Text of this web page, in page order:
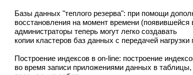
Базы данных "теплого резерва": при помощи
восстановления на момент времени (появившейся
администраторы теперь могут легко создавать
копии кластеров баз данных с передачей нагрузки
Построение индексов в on-line: построение
во время записи приложениями данных в таблицы,